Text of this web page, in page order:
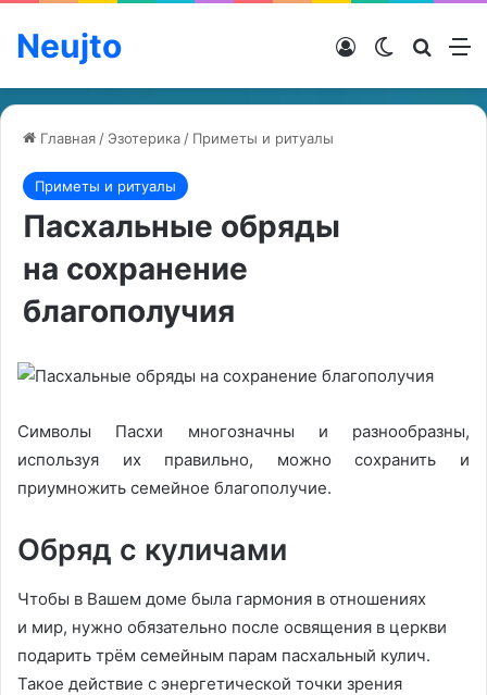
Neujto Switch skin
Войти
Главная / Эзотерика / Приметы и ритуалы
Приметы и ритуалы
Пасхальные обряды
на сохранение
благополучия
Символы Пасхи многозначны и разнообразны,
используя их правильно, можно сохранить и
приумножить семейное благополучие.
Обряд с куличами
Чтобы в Вашем доме была гармония в отношениях
и мир, нужно обязательно после освящения в церкви
подарить трём семейным парам пасхальный кулич.
Такое действие с энергетической точки зрения